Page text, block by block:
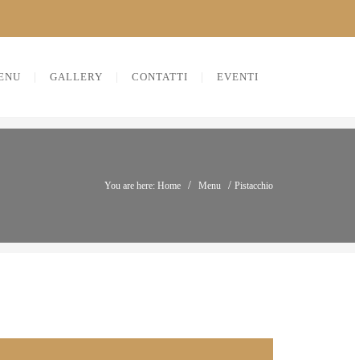
GALLERY CONTATTI EVENTI
You are here: Home / Menu / Pistacchio